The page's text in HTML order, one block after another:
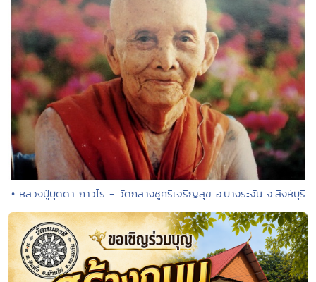
• หลวงปู่บุดดา ถาวโร - วัดกลางชูศรีเจริญสุข อ.บางระจัน จ.สิงห์บุรี